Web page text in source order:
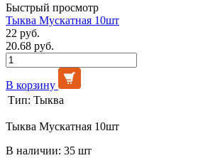
Быстрый просмотр
Тыква Мускатная 10шт
22 руб.
20.68 руб.
В корзину
Тип: Тыква
Тыква Мускатная 10шт
В наличии: 35 шт